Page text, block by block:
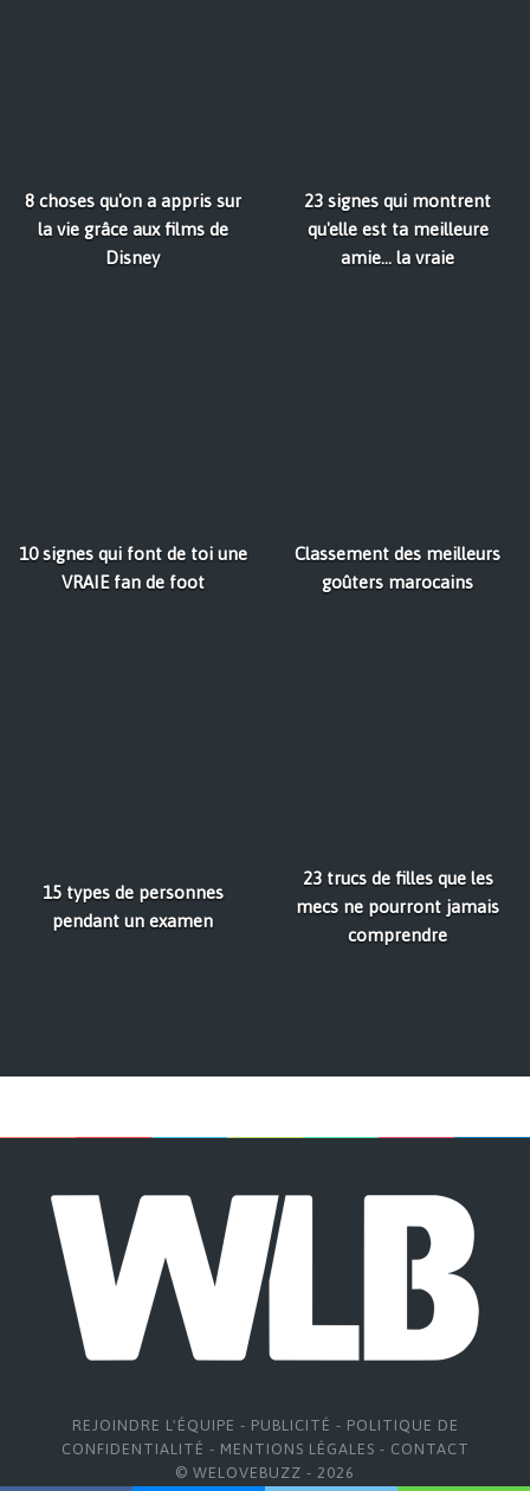
8 choses qu'on a appris sur
la vie grâce aux films de
Disney
23 signes qui montrent
qu'elle est ta meilleure
amie... la vraie
10 signes qui font de toi une
VRAIE fan de foot
Classement des meilleurs
goûters marocains
15 types de personnes
pendant un examen
23 trucs de filles que les
mecs ne pourront jamais
comprendre
REJOINDRE L'ÉQUIPE - PUBLICITÉ - POLITIQUE DE
CONFIDENTIALITÉ - MENTIONS LÉGALES - CONTACT
© WELOVEBUZZ - 2026